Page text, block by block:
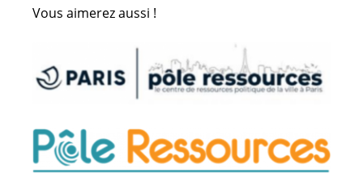
Vous aimerez aussi !